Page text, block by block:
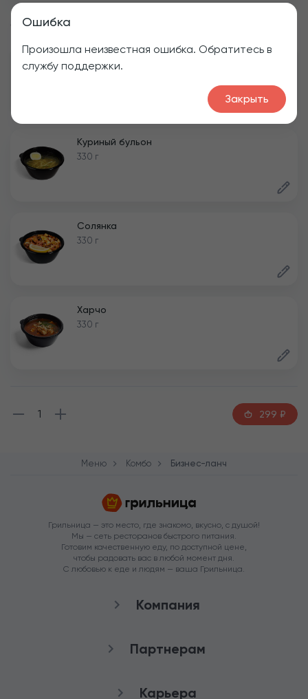
Ошибка
Произошла неизвестная ошибка. Обратитесь в
службу поддержки.
Закрыть
Суп
330 г
Куриный бульон
330 г
Солянка
330 г
Харчо
330 г
1 299 ₽
Меню Комбо Бизнес-ланч
Грильница — это место, где знакомо, вкусно, с душой!
Мы — сеть ресторанов быстрого питания.
Готовим качественную еду, по доступной цене,
чтобы радовать вас в любой момент дня.
С любовью к еде и людям — ваша Грильница.
Компания
Рестораны
Партнерам
Карьера